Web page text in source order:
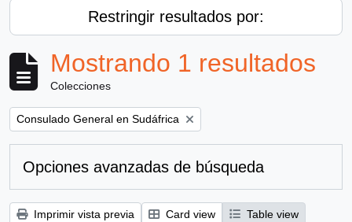
Restringir resultados por:
Mostrando 1 resultados
Colecciones
Remove filter:
Consulado General en Sudáfrica
Opciones avanzadas de búsqueda
Imprimir vista previa Card view
Table view